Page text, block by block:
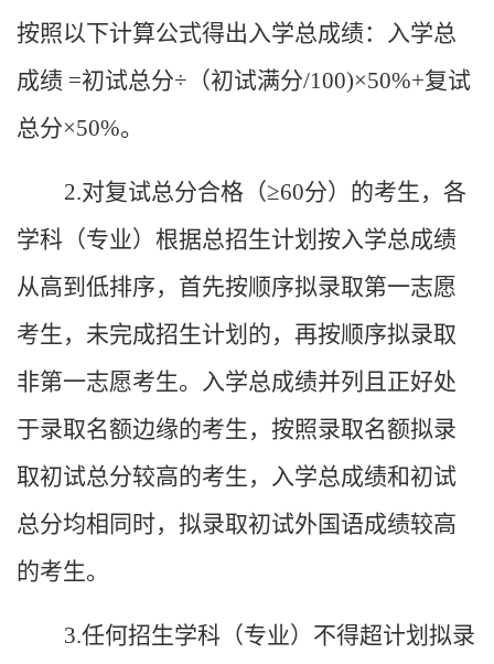
按照以下计算公式得出入学总成绩：入学总
成绩 =初试总分÷（初试满分/100)×50%+复试
总分×50%。
2.对复试总分合格（≥60分）的考生，各
学科（专业）根据总招生计划按入学总成绩
从高到低排序，首先按顺序拟录取第一志愿
考生，未完成招生计划的，再按顺序拟录取
非第一志愿考生。入学总成绩并列且正好处
于录取名额边缘的考生，按照录取名额拟录
取初试总分较高的考生，入学总成绩和初试
总分均相同时，拟录取初试外国语成绩较高
的考生。
3.任何招生学科（专业）不得超计划拟录